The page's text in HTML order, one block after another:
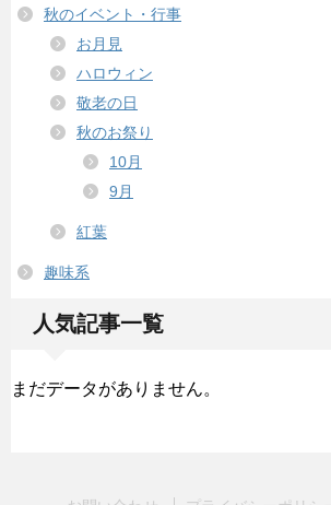
秋のイベント・行事
お月見
ハロウィン
敬老の日
秋のお祭り
10月
9月
紅葉
趣味系
人気記事一覧
まだデータがありません。